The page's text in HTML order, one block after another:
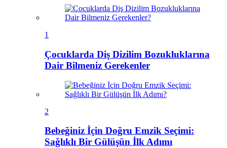
1
Çocuklarda Diş Dizilim Bozukluklarına
Dair Bilmeniz Gerekenler
2
Bebeğiniz İçin Doğru Emzik Seçimi:
Sağlıklı Bir Gülüşün İlk Adımı